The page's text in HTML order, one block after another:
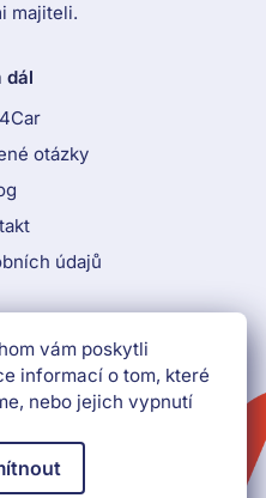
majiteli.
dál
otázky
údajů
884
hned
vám poskytli
informací o tom, které
nebo jejich vypnutí